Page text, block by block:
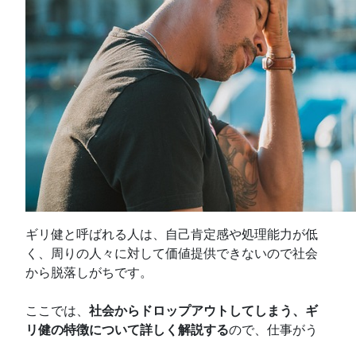
ギリ健と呼ばれる人は、自己肯定感や処理能力が低
く、周りの人々に対して価値提供できないので社会
から脱落しがちです。
ここでは、 社会からドロップアウトしてしまう、ギ
リ健の特徴について詳しく解説するので、仕事がう